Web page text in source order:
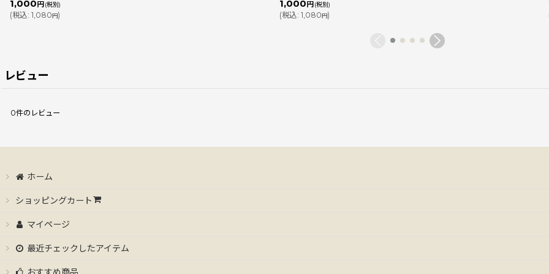
1,000 円 (税別)
(税込: 1,080円)
1,000 円 (税別)
(税込: 1,080円)
レビュー
0件のレビュー
ホーム
ショッピングカート
マイページ
最近チェックしたアイテム